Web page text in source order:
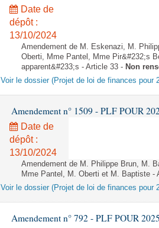
Date de
dépôt :
13/10/2024
Amendement de M. Eskenazi, M.
Oberti, Mme Pantel, Mme Pir&#232;s
apparent&#233;s - Article 33 - Non
Voir le dossier (Projet de loi de finances pour
Amendement n° 1509 - PLF POUR
Date de
dépôt :
13/10/2024
Amendement de M. Philippe Brun, M.
Mme Pantel, M. Oberti et M. Baptiste -
Voir le dossier (Projet de loi de finances pour
Amendement n° 792 - PLF POUR